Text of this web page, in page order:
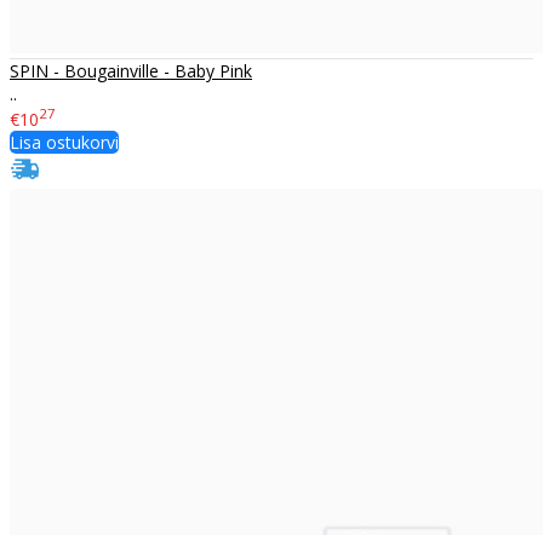
SPIN - Bougainville - Baby Pink
..
€1027
Lisa ostukorvi